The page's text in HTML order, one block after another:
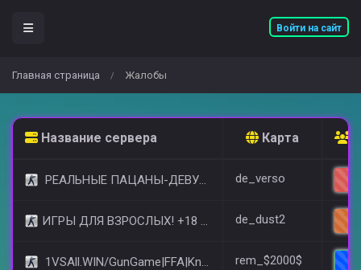
Войти на сайт
Главная страница / Жалобы
Название сервера Карта
РЕАЛЬНЫЕ ПАЦАНЫ-ДЕВУШКИ 18+ [STEAM BONUS] de_verso
​ИГРЫ ДЛЯ ВЗРОСЛЫХ! +18 © (FREE VIP) de_dust2
1VSAll.WIN/GunGame|FFA|KnIfE MoD rem_$2000$